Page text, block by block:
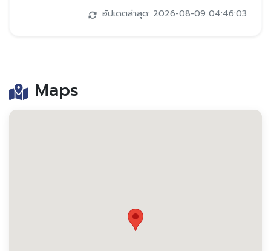
อัปเดตล่าสุด: 2026-08-09 04:46:03
Maps